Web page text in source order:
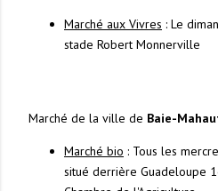
Marché aux Vivres : Le
stade Robert Monnerville
Marché de la ville de Baie-
Marché bio : Tous les
situé derrière Guadeloupe